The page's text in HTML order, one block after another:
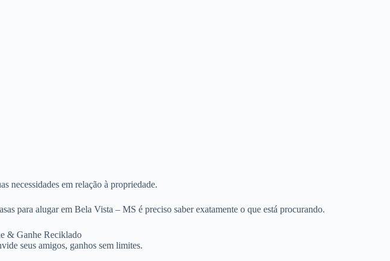
necessidades em relação à propriedade.
para alugar em Bela Vista – MS é preciso saber exatamente o que está procurando.
& Ganhe Reciklado
seus amigos, ganhos sem limites.